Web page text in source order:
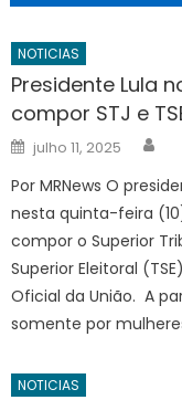
NOTICIAS
Presidente Lula
compor STJ e
Posted
on
julho 11, 2025
Por MRNews O
nesta quinta-feira
compor o Superior
Superior Eleitoral
Oficial da União. A
somente por
NOTICIAS